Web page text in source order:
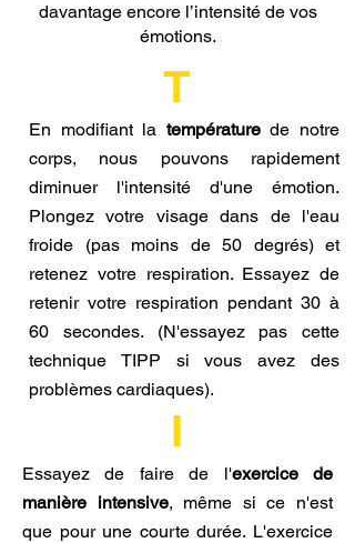
davantage encore l’intensité de vos
émotions.
T
En modifiant la températurede notre
corps, nous pouvons rapidement
diminuer l'intensité d'une émotion.
Plongez votre visage dans de l'eau
froide (pas moins de 50 degrés) et
retenez votre respiration. Essayez de
retenir votre respiration pendant 30 à
60 secondes. (N'essayez pas cette
technique TIPP si vous avez des
problèmes cardiaques).
I
Essayez de faire de l'exercice de
manière intensive, même si ce n'est
que pour une courte durée. L'exercice